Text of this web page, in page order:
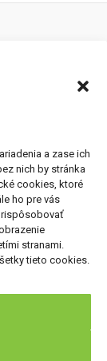
a zase ich
nich by stránka
cookies, ktoré
ho pre vás
stranami.
tieto cookies.